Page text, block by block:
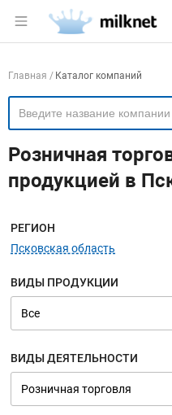
Раздел навигации
Навигация по
Главная Каталог компаний
Розничная
продукцией в
Меню навигации
РЕГИОН
Псковская область
ВИДЫ ПРОДУКЦИИ
ВИДЫ ДЕЯТЕЛЬНОСТИ